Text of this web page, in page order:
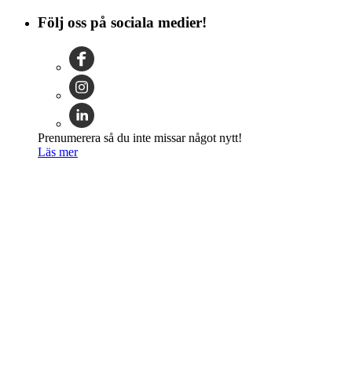
Följ oss på sociala medier!
Prenumerera så du inte missar något nytt!
Läs mer